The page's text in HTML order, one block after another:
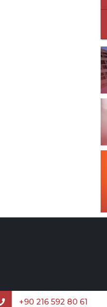
+90 216 592 80 61